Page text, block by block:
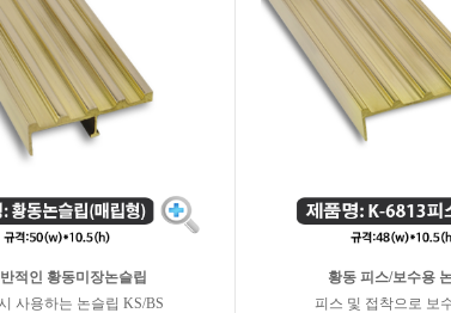
적인 황동미장논슬립
사용하는 논슬립 KS/BS
황동 피스/보수용
피스 및 접착으로 보